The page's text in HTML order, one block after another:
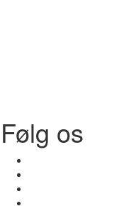
Følg os